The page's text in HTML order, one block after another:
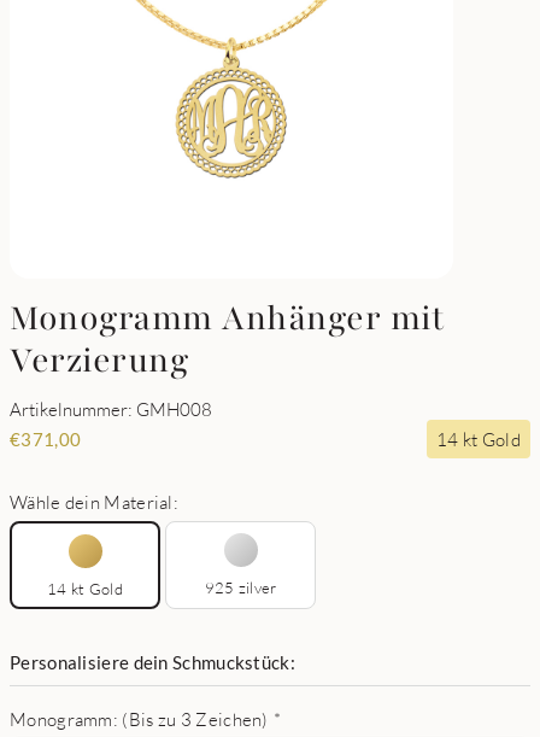
Monogramm Anhänger mit
Verzierung
Artikelnummer: GMH008
€371,00 14 kt Gold
Wähle dein Material:
14 kt Gold 925 zilver
Personalisiere dein Schmuckstück:
Monogramm: (Bis zu 3 Zeichen) *